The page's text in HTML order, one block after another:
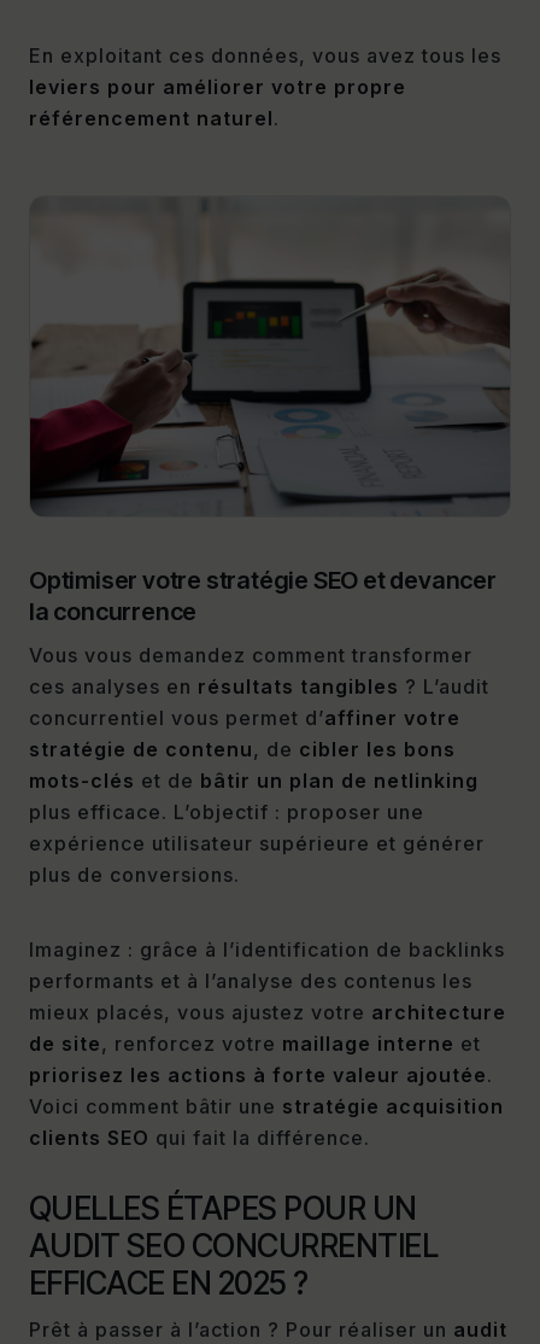
En exploitant ces données, vous avez tous les
leviers pour améliorer votre propre
référencement naturel.
Optimiser votre stratégie SEO et devancer
la concurrence
Vous vous demandez comment transformer
ces analyses en résultats tangibles ? L’audit
concurrentiel vous permet d’affiner votre
stratégie de contenu, de cibler les bons
mots-clés et de bâtir un plan de netlinking
plus efficace. L’objectif : proposer une
expérience utilisateur supérieure et générer
plus de conversions.
Imaginez : grâce à l’identification de backlinks
performants et à l’analyse des contenus les
mieux placés, vous ajustez votre architecture
de site, renforcez votre maillage interne et
priorisez les actions à forte valeur ajoutée.
Voici comment bâtir une stratégie acquisition
clients SEO qui fait la différence.
QUELLES ÉTAPES POUR UN
AUDIT SEO CONCURRENTIEL
EFFICACE EN 2025 ?
Prêt à passer à l’action ? Pour réaliser un audit